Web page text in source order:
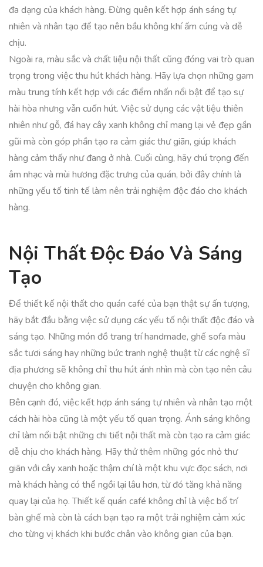
đa dạng của khách hàng. Đừng quên kết hợp ánh sáng tự
nhiên và nhân tạo để tạo nên bầu không khí ấm cúng và dễ
chịu.
Ngoài ra, màu sắc và chất liệu nội thất cũng đóng vai trò quan
trọng trong việc thu hút khách hàng. Hãy lựa chọn những gam
màu trung tính kết hợp với các điểm nhấn nổi bật để tạo sự
hài hòa nhưng vẫn cuốn hút. Việc sử dụng các vật liệu thiên
nhiên như gỗ, đá hay cây xanh không chỉ mang lại vẻ đẹp gần
gũi mà còn góp phần tạo ra cảm giác thư giãn, giúp khách
hàng cảm thấy như đang ở nhà. Cuối cùng, hãy chú trọng đến
âm nhạc và mùi hương đặc trưng của quán, bởi đây chính là
những yếu tố tinh tế làm nên trải nghiệm độc đáo cho khách
hàng.
Nội Thất Độc Đáo Và Sáng
Tạo
Để thiết kế nội thất cho quán café của bạn thật sự ấn tượng,
hãy bắt đầu bằng việc sử dụng các yếu tố nội thất độc đáo và
sáng tạo. Những món đồ trang trí handmade, ghế sofa màu
sắc tươi sáng hay những bức tranh nghệ thuật từ các nghệ sĩ
địa phương sẽ không chỉ thu hút ánh nhìn mà còn tạo nên câu
chuyện cho không gian.
Bên cạnh đó, việc kết hợp ánh sáng tự nhiên và nhân tạo một
cách hài hòa cũng là một yếu tố quan trọng. Ánh sáng không
chỉ làm nổi bật những chi tiết nội thất mà còn tạo ra cảm giác
dễ chịu cho khách hàng. Hãy thử thêm những góc nhỏ thư
giãn với cây xanh hoặc thậm chí là một khu vực đọc sách, nơi
mà khách hàng có thể ngồi lại lâu hơn, từ đó tăng khả năng
quay lại của họ. Thiết kế quán café không chỉ là việc bố trí
bàn ghế mà còn là cách bạn tạo ra một trải nghiệm cảm xúc
cho từng vị khách khi bước chân vào không gian của bạn.